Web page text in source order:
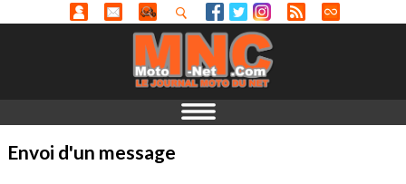
Envoi d'un message